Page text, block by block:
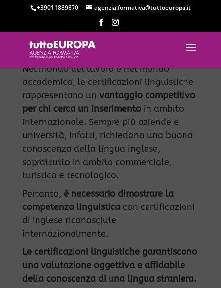
+39011889870 agenzia.formativa@tuttoeuropa.it
Nel mondo del lavoro e nel mondo
accademico, le certificazioni linguistiche
rappresentano un vantaggio competitivo
per chi cerca un inserimentoin ambito
internazionale. Sempre più aziende e
università, infatti, richiedono una buona
conoscenza della lingua inglese,
soprattutto in ambito commerciale,
turistico e tecnologico.
Pertanto, è necessario dimostrare la
competenza linguisticacon certificazioni
di inglese riconosciute
internazionalmente.
Le certificazioni linguistiche garantiscono
una valutazione oggettiva e affidabile
della conoscenza di una lingua straniera.